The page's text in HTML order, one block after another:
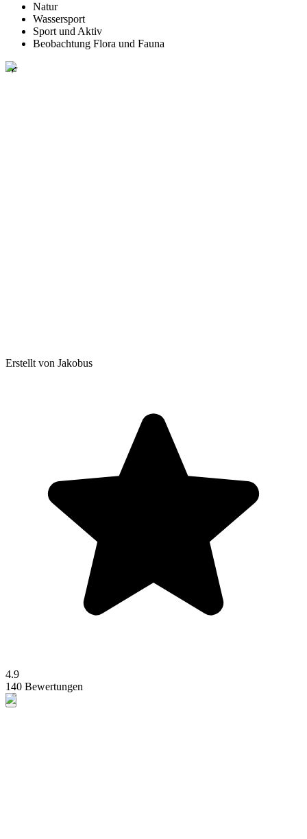
Natur
Wassersport
Sport und Aktiv
Beobachtung Flora und Fauna
Erstellt von Jakobus
4.9
140 Bewertungen